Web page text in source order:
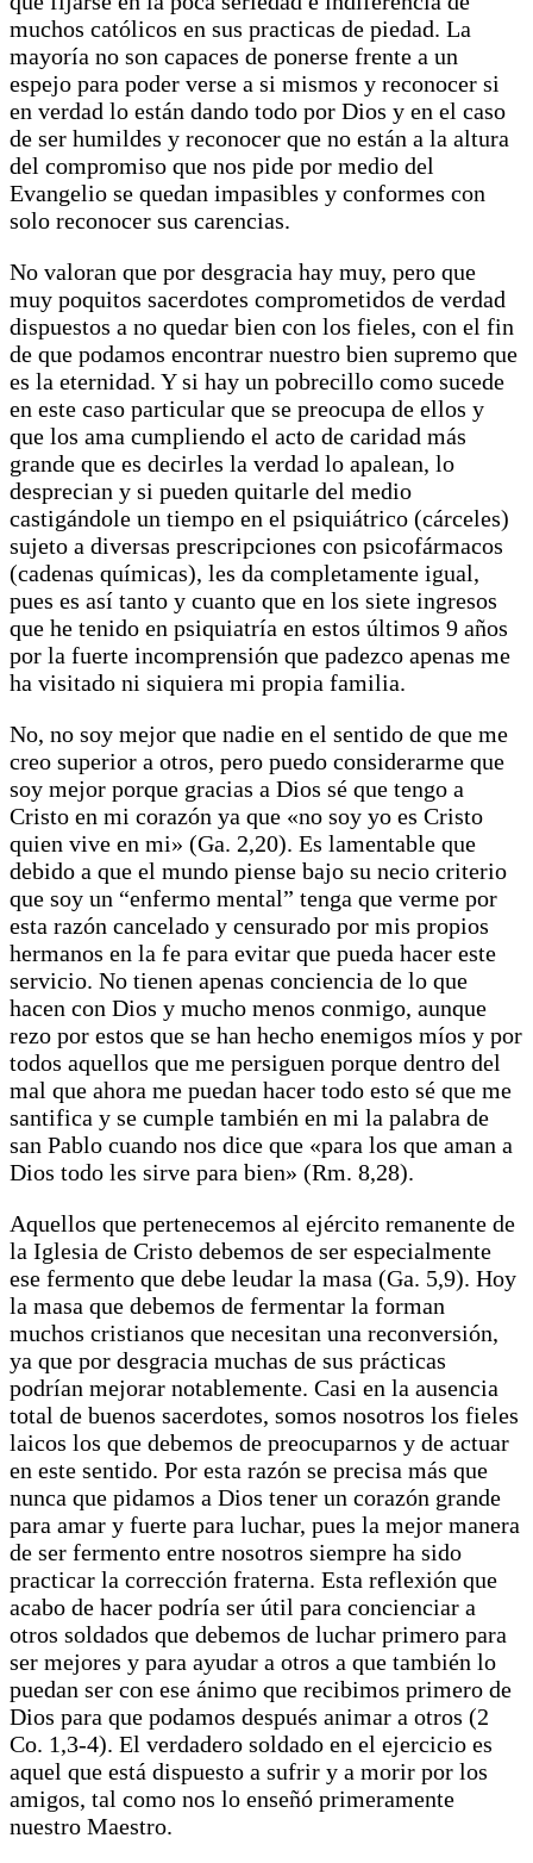
muchos católicos en sus practicas de piedad. La
mayoría no son capaces de ponerse frente a un
espejo para poder verse a si mismos y reconocer si
en verdad lo están dando todo por Dios y en el caso
de ser humildes y reconocer que no están a la altura
del compromiso que nos pide por medio del
Evangelio se quedan impasibles y conformes con
solo reconocer sus carencias.
No valoran que por desgracia hay muy, pero que
muy poquitos sacerdotes comprometidos de verdad
dispuestos a no quedar bien con los fieles, con el fin
de que podamos encontrar nuestro bien supremo que
es la eternidad. Y si hay un pobrecillo como sucede
en este caso particular que se preocupa de ellos y
que los ama cumpliendo el acto de caridad más
grande que es decirles la verdad lo apalean, lo
desprecian y si pueden quitarle del medio
castigándole un tiempo en el psiquiátrico (cárceles)
sujeto a diversas prescripciones con psicofármacos
(cadenas químicas), les da completamente igual,
pues es así tanto y cuanto que en los siete ingresos
que he tenido en psiquiatría en estos últimos 9 años
por la fuerte incomprensión que padezco apenas me
ha visitado ni siquiera mi propia familia.
No, no soy mejor que nadie en el sentido de que me
creo superior a otros, pero puedo considerarme que
soy mejor porque gracias a Dios sé que tengo a
Cristo en mi corazón ya que «no soy yo es Cristo
quien vive en mi» (Ga. 2,20). Es lamentable que
debido a que el mundo piense bajo su necio criterio
que soy un “enfermo mental” tenga que verme por
esta razón cancelado y censurado por mis propios
hermanos en la fe para evitar que pueda hacer este
servicio. No tienen apenas conciencia de lo que
hacen con Dios y mucho menos conmigo, aunque
rezo por estos que se han hecho enemigos míos y por
todos aquellos que me persiguen porque dentro del
mal que ahora me puedan hacer todo esto sé que me
santifica y se cumple también en mi la palabra de
san Pablo cuando nos dice que «para los que aman a
Dios todo les sirve para bien» (Rm. 8,28).
Aquellos que pertenecemos al ejército remanente de
la Iglesia de Cristo debemos de ser especialmente
ese fermento que debe leudar la masa (Ga. 5,9). Hoy
la masa que debemos de fermentar la forman
muchos cristianos que necesitan una reconversión,
ya que por desgracia muchas de sus prácticas
podrían mejorar notablemente. Casi en la ausencia
total de buenos sacerdotes, somos nosotros los fieles
laicos los que debemos de preocuparnos y de actuar
en este sentido. Por esta razón se precisa más que
nunca que pidamos a Dios tener un corazón grande
para amar y fuerte para luchar, pues la mejor manera
de ser fermento entre nosotros siempre ha sido
practicar la corrección fraterna. Esta reflexión que
acabo de hacer podría ser útil para concienciar a
otros soldados que debemos de luchar primero para
ser mejores y para ayudar a otros a que también lo
puedan ser con ese ánimo que recibimos primero de
Dios para que podamos después animar a otros (2
Co. 1,3-4). El verdadero soldado en el ejercicio es
aquel que está dispuesto a sufrir y a morir por los
amigos, tal como nos lo enseñó primeramente
nuestro Maestro.